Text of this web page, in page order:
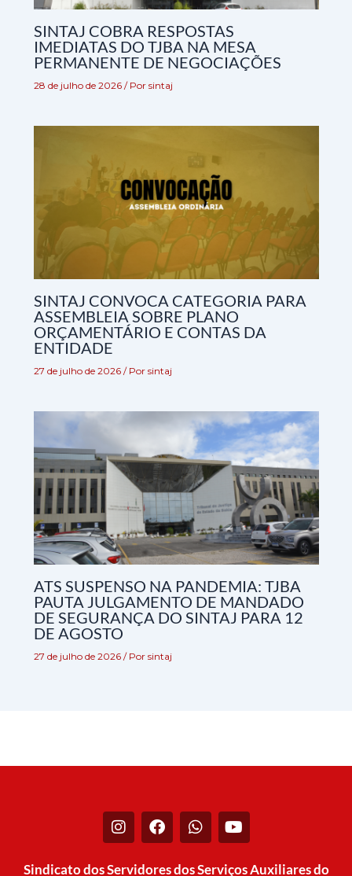
SINTAJ COBRA RESPOSTAS
IMEDIATAS DO TJBA NA MESA
PERMANENTE DE NEGOCIAÇÕES
28 de julho de 2026 / Por sintaj
SINTAJ CONVOCA CATEGORIA PARA
ASSEMBLEIA SOBRE PLANO
ORÇAMENTÁRIO E CONTAS DA
ENTIDADE
27 de julho de 2026 / Por sintaj
ATS SUSPENSO NA PANDEMIA: TJBA
PAUTA JULGAMENTO DE MANDADO
DE SEGURANÇA DO SINTAJ PARA 12
DE AGOSTO
27 de julho de 2026 / Por sintaj
I
n
t
F
a
e
W
h
t
Y
o
t
Sindicato dos Servidores dos Serviços Auxiliares do